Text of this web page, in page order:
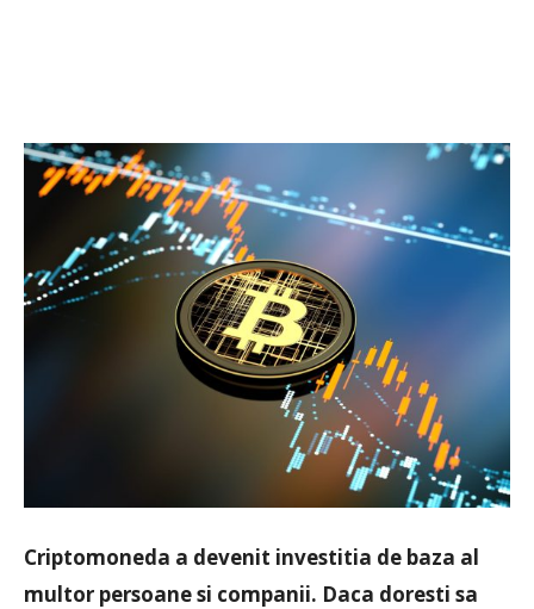
Criptomoneda a devenit investitia de baza al
multor persoane si companii. Daca doresti sa